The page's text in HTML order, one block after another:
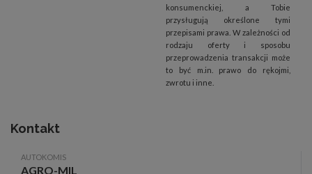
konsumenckiej, a Tobie
przysługują określone tymi
przepisami prawa. W zależności od
rodzaju oferty i sposobu
przeprowadzenia transakcji może
to być m.in. prawo do rękojmi,
zwrotu i inne.
Kontakt
AUTOKOMIS
AGRO-MIL